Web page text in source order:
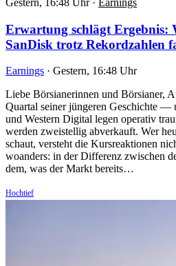
Erwartung schlägt Ergebnis:
SanDisk trotz Rekordzahlen
Earnings · Gestern, 16:48 Uhr
Liebe Börsianerinnen und Börsianer,
Quartal seiner jüngeren Geschichte
und Western Digital legen operativ
werden zweistellig abverkauft. Wer
schaut, versteht die Kursreaktionen
woanders: in der Differenz zwischen
dem, was der Markt bereits…
Hochtief